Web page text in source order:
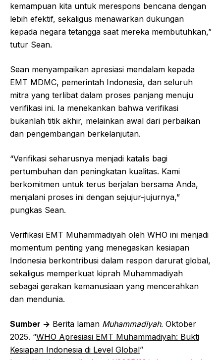
kemampuan kita untuk merespons bencana dengan
lebih efektif, sekaligus menawarkan dukungan
kepada negara tetangga saat mereka membutuhkan,”
tutur Sean.
Sean menyampaikan apresiasi mendalam kepada
EMT MDMC, pemerintah Indonesia, dan seluruh
mitra yang terlibat dalam proses panjang menuju
verifikasi ini. Ia menekankan bahwa verifikasi
bukanlah titik akhir, melainkan awal dari perbaikan
dan pengembangan berkelanjutan.
“Verifikasi seharusnya menjadi katalis bagi
pertumbuhan dan peningkatan kualitas. Kami
berkomitmen untuk terus berjalan bersama Anda,
menjalani proses ini dengan sejujur-jujurnya,”
pungkas Sean.
Verifikasi EMT Muhammadiyah oleh WHO ini menjadi
momentum penting yang menegaskan kesiapan
Indonesia berkontribusi dalam respon darurat global,
sekaligus memperkuat kiprah Muhammadiyah
sebagai gerakan kemanusiaan yang mencerahkan
dan mendunia.
Sumber -> Berita laman Muhammadiyah. Oktober
2025. “WHO Apresiasi EMT Muhammadiyah: Bukti
Kesiapan Indonesia di Level Global”